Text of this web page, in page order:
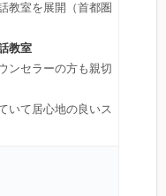
教室を展開（首都圏
教室
ンセラーの方も親切
いて居心地の良いス